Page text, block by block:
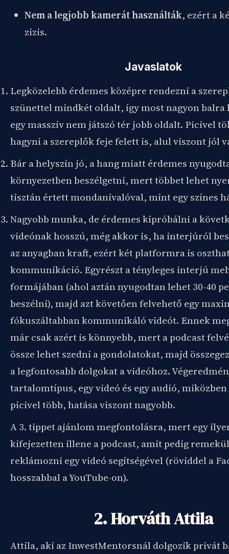
Nem a legjobb kamerát használták, ezért a
zizis.
Javaslatok
Legközelebb érdemes középre rendezni a
szünettel mindkét oldalt, így most nagyon balra
egy masszív nem játszó tér jobb oldalt. Picivel
hagyni a szereplők feje felett is, alul viszont jól
Bár a helyszín jó, a hang miatt érdemes
környezetben beszélgetni, mert többet lehet
tisztán értett mondanivalóval, mint egy színes
Nagyobb munka, de érdemes kipróbálni a
videónak hosszú, még akkor is, ha interjúról
az anyagban kraft, ezért két platformra is
kommunikáció. Egyrészt a tényleges interjú
formájában (ahol aztán nyugodtan lehet 30-40
beszélni), majd azt követően felvehető egy
fókuszáltabban kommunikáló videót. Ennek
már csak azért is könnyebb, mert a podcast
össze lehet szedni a gondolatokat, majd
a legfontosabb dolgokat a videóhoz.
tartalomtípus, egy videó és egy audió,
picivel több, hatása viszont nagyobb.
A 3. tippet ajánlom megfontolásra, mert egy
kifejezetten illene a podcast, amit pedig
reklámozni egy videó segítségével (röviddel a
hosszabbal a YouTube-on).
2. Horváth Attila
Attila, aki az InwestMentorsnál dolgozik privát